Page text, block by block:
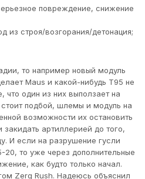
повреждение, снижение
из строя/возгорания/детонация;
то например новый модуль
Maus и какой-нибудь T95 не
что один из них выползает на
подбой, шлемы и модуль на
возможности их остановить
закидать артиллерией до того,
И если на разрушение гусли
20, то уже через дополнительные
как будто только начал.
Zerg Rush. Надеюсь объяснил